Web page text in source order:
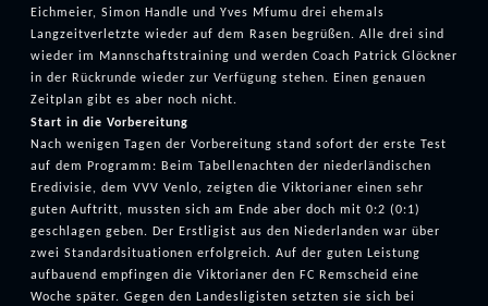
Eichmeier, Simon Handle und Yves Mfumu drei ehemals
Langzeitverletzte wieder auf dem Rasen begrüßen. Alle drei sind
wieder im Mannschaftstraining und werden Coach Patrick Glöckner
in der Rückrunde wieder zur Verfügung stehen. Einen genauen
Zeitplan gibt es aber noch nicht.
Start in die Vorbereitung
Nach wenigen Tagen der Vorbereitung stand sofort der erste Test
auf dem Programm: Beim Tabellenachten der niederländischen
Eredivisie, dem VVV Venlo, zeigten die Viktorianer einen sehr
guten Auftritt, mussten sich am Ende aber doch mit 0:2 (0:1)
geschlagen geben. Der Erstligist aus den Niederlanden war über
zwei Standardsituationen erfolgreich. Auf der guten Leistung
aufbauend empfingen die Viktorianer den FC Remscheid eine
Woche später. Gegen den Landesligisten setzten sie sich bei